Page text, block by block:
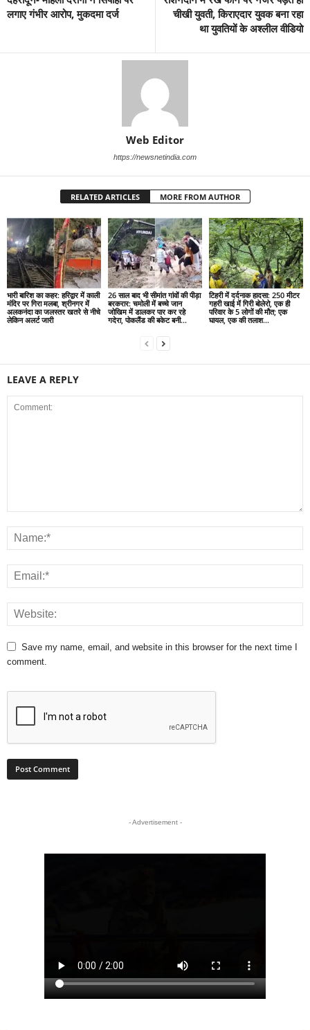
लगाए गंभीर आरोप, मुकदमा दर्ज
चीखी युवती, किराएदार युवक बना रहा
था युवतियों के अश्लील वीडियो
Web Editor
https://newsnetindia.com
RELATED ARTICLES MORE FROM AUTHOR
भारी बारिश का कहर: हरिद्वार में काली
मंदिर पर गिरा मलबा, श्रीनगर में
अलकनंदा का जलस्तर खतरे से नीचे
लेकिन अलर्ट जारी
26 साल बाद भी सीमांत गांवों की पीड़ा
बरकरार: चमोली में बच्चे जान
जोखिम में डालकर पार कर रहे
गदेरा, पोकलैंड की बकेट बनी...
टिहरी में दर्दनाक हादसा: 250 मीटर
गहरी खाई में गिरी बोलेरो, एक ही
परिवार के 5 लोगों की मौत; एक
घायल, एक की तलाश...
LEAVE A REPLY
Save my name, email, and website in this browser for the next time I
comment.
- Advertisement -